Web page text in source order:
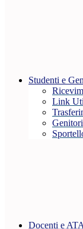
Studenti e
Link
Docenti e ATA